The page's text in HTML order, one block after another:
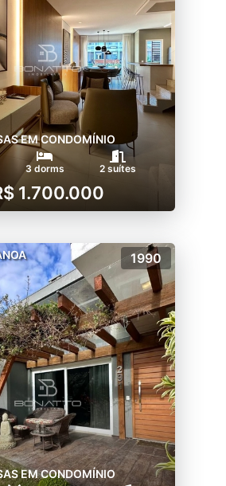
EM CONDOMÍNIO
3 dorms 2 suítes
1.700.000
1990
EM CONDOMÍNIO